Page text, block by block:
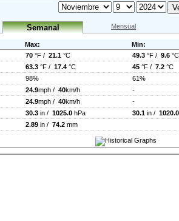
Semanal Mensual
Max:
Min:
70 °F / 21.1 °C 49.3 °F / 9.6 °C
63.3 °F / 17.4 °C 45 °F / 7.2 °C
98%
61%
24.9mph / 40km/h
-
24.9mph / 40km/h
-
30.3 in / 1025.0 hPa 30.1 in / 1020.0
2.89 in / 74.2 mm